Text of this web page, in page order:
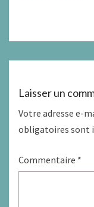
Laisser un
Votre adresse e-
obligatoires sont
Commentaire *